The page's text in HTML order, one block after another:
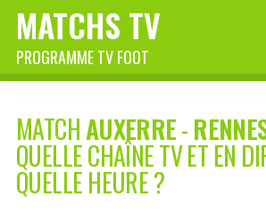
MATCHS TV
PROGRAMME TV FOOT
MATCHAUXERRE-
QUELLE CHAÎNE TV ET EN
QUELLE HEURE ?